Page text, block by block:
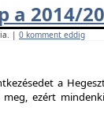
a 2014/
| 0 komment eddig
a
ezért